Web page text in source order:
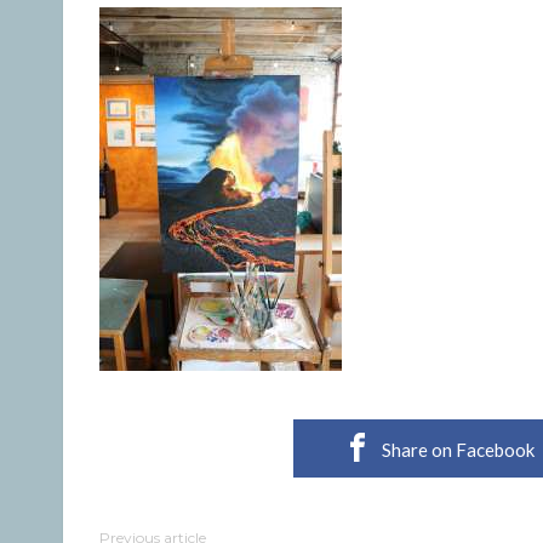
Share on Facebook
Previous article